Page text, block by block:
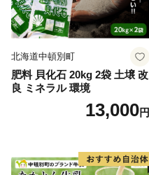
北海道中頓別町
肥料 貝化石 20kg 2袋 土壌 改
良 ミネラル 環境
13,000円